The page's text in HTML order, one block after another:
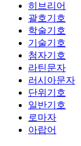
히브리어
괄호기호
학술기호
기술기호
첨자기호
라틴문자
러시아문자
단위기호
일반기호
로마자
아랍어